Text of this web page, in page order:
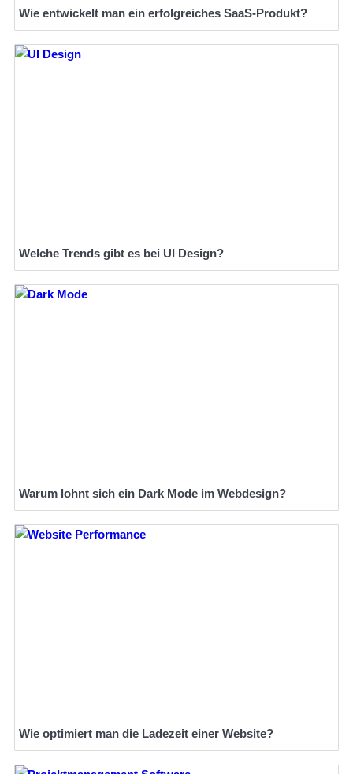
Wie entwickelt man ein erfolgreiches SaaS-Produkt?
Welche Trends gibt es bei UI Design?
Warum lohnt sich ein Dark Mode im Webdesign?
Wie optimiert man die Ladezeit einer Website?